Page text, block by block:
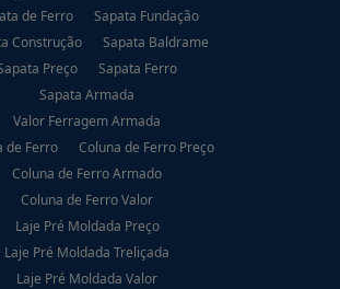
de Ferro
Sapata Fundação
Construção
Sapata Baldrame
Preço
Sapata Ferro
Sapata Armada
Valor Ferragem Armada
de Ferro
Coluna de Ferro Preço
Coluna de Ferro Armado
Coluna de Ferro Valor
Laje Pré Moldada Preço
Laje Pré Moldada Treliçada
Laje Pré Moldada Valor